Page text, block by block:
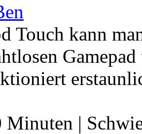
Touch kann
Minuten |